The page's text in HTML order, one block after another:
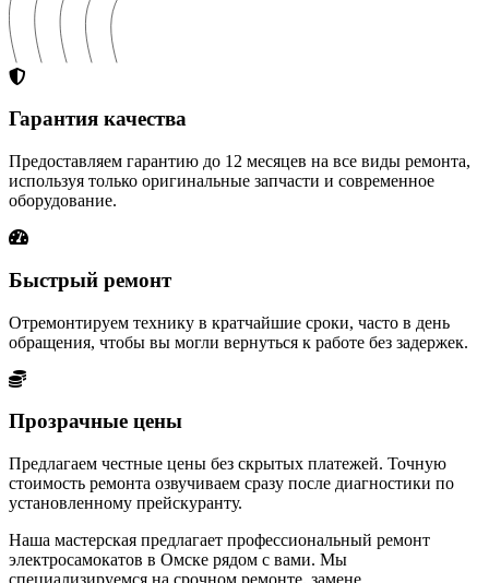
Гарантия качества
Предоставляем гарантию до 12 месяцев на все виды ремонта,
используя только оригинальные запчасти и современное
оборудование.
Быстрый ремонт
Отремонтируем технику в кратчайшие сроки, часто в день
обращения, чтобы вы могли вернуться к работе без задержек.
Прозрачные цены
Предлагаем честные цены без скрытых платежей. Точную
стоимость ремонта озвучиваем сразу после диагностики по
установленному прейскуранту.
Наша мастерская предлагает профессиональный ремонт
электросамокатов в Омске рядом с вами. Мы
специализируемся на срочном ремонте, замене